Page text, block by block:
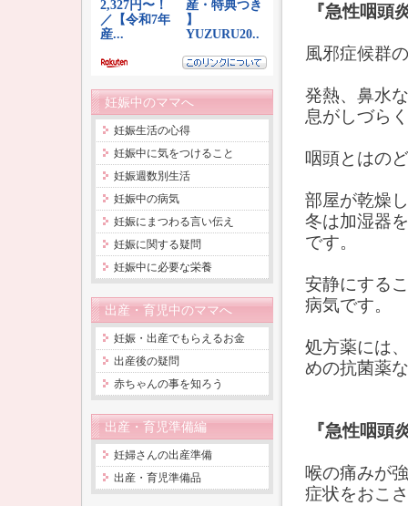
『急性咽頭
風邪症候群
発熱、鼻水
息がしづら
咽頭とはの
部屋が乾燥
冬は加湿器
です。
安静にする
病気です。
処方薬には
めの抗菌薬
『急性咽頭
喉の痛みが
症状をおこ
妊娠中のママへ
妊娠生活の心得
妊娠中に気をつけること
妊娠週数別生活
妊娠中の病気
妊娠にまつわる言い伝え
妊娠に関する疑問
妊娠中に必要な栄養
出産・育児中のママへ
妊娠・出産でもらえるお金
出産後の疑問
赤ちゃんの事を知ろう
出産・育児準備編
妊婦さんの出産準備
出産・育児準備品